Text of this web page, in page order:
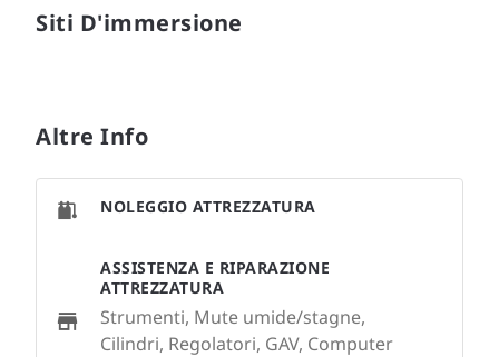
Siti D'immersione
Altre Info
NOLEGGIO ATTREZZATURA
ASSISTENZA E RIPARAZIONE
ATTREZZATURA
Strumenti, Mute umide/stagne,
Cilindri, Regolatori, GAV, Computer